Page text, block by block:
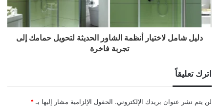
دليل شامل لاختيار أنظمة الشاور الحديثة لتحويل حمامك إلى
تجربة فاخرة
اترك تعليقاً
لن يتم نشر عنوان بريدك الإلكتروني. الحقول الإلزامية مشار إليها بـ *